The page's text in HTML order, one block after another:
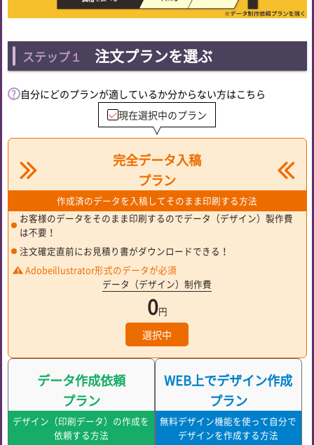
ステップ１ 注文プランを選ぶ
自分にどのプランが適しているか分からない方はこちら
現在選択中のプラン
完全データ入稿
プラン
作成済のデータを入稿してそのまま印刷する方法
お客様のデータをそのまま印刷するのでデータ（デザイン）製作費
は不要！
注文確定直前にお見積り書がダウンロードできる！
Adobeillustrator形式のデータが必須
データ（デザイン）制作費
0円
選択中
データ作成依頼
プラン
デザイン（印刷データ）の作成を
依頼する方法
WEB上でデザイン作成
プラン
無料デザイン機能を使って自分で
デザインを作成する方法